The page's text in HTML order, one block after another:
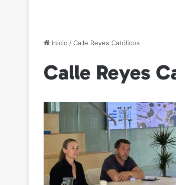
Inicio /Calle Reyes Católicos
Calle Reyes